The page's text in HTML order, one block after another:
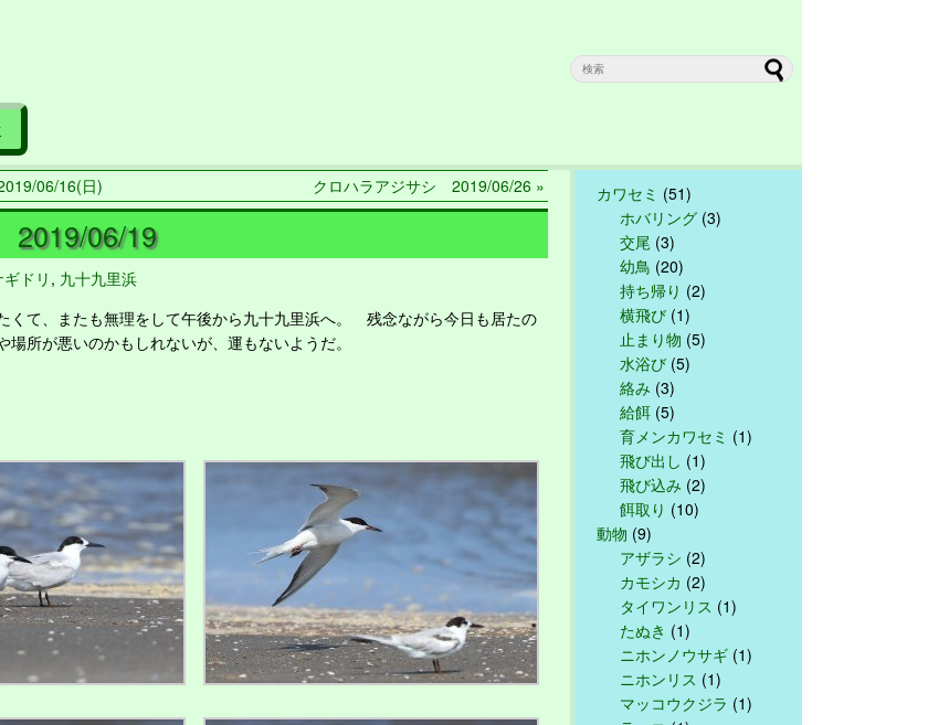
06/16(日) クロハラアジサシ 2019/06/26 »
06/19
ドリ , 九十九里浜
くて、またも無理をして午後から九十九里浜へ。 残念ながら今日も居たの
場所が悪いのかもしれないが、運もないようだ。
カワセミ (51)
ホバリング (3)
交尾 (3)
幼鳥 (20)
持ち帰り (2)
横飛び (1)
止まり物 (5)
水浴び (5)
絡み (3)
給餌 (5)
育メンカワセミ (1)
飛び出し (1)
飛び込み (2)
餌取り (10)
動物 (9)
アザラシ (2)
カモシカ (2)
タイワンリス (1)
たぬき (1)
ニホンノウサギ (1)
ニホンリス (1)
マッコウクジラ (1)